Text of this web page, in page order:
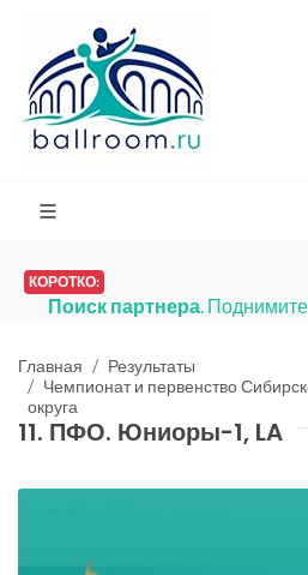
КОРОТКО:
Поиск партнера.
Главная
Результаты
Чемпионат и первенство
округа
11. ПФО. Юниоры-1, LA